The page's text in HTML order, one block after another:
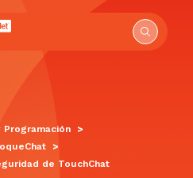
del Centro de soporte
Programación
>
>
de TouchChat